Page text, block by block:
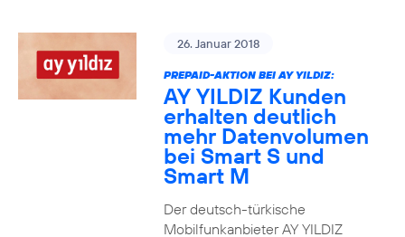
26. Januar 2018
PREPAID-AKTION BEI AY YILDIZ:
AY YILDIZ Kunden
erhalten deutlich
mehr Datenvolumen
bei Smart S und
Smart M
Der deutsch-türkische
Mobilfunkanbieter AY YILDIZ